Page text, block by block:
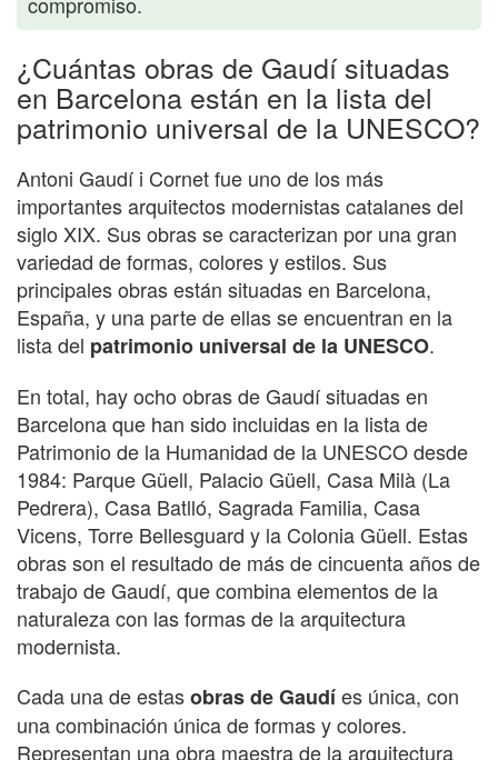
¿Cuántas obras de Gaudí situadas
en Barcelona están en la lista del
patrimonio universal de la UNESCO?
Antoni Gaudí i Cornet fue uno de los más
importantes arquitectos modernistas catalanes del
siglo XIX. Sus obras se caracterizan por una gran
variedad de formas, colores y estilos. Sus
principales obras están situadas en Barcelona,
España, y una parte de ellas se encuentran en la
lista del patrimonio universal de la UNESCO.
En total, hay ocho obras de Gaudí situadas en
Barcelona que han sido incluidas en la lista de
Patrimonio de la Humanidad de la UNESCO desde
1984: Parque Güell, Palacio Güell, Casa Milà (La
Pedrera), Casa Batlló, Sagrada Familia, Casa
Vicens, Torre Bellesguard y la Colonia Güell. Estas
obras son el resultado de más de cincuenta años de
trabajo de Gaudí, que combina elementos de la
naturaleza con las formas de la arquitectura
modernista.
Cada una de estasobras de Gaudíes única, con
una combinación única de formas y colores.
Representan una obra maestra de la arquitectura